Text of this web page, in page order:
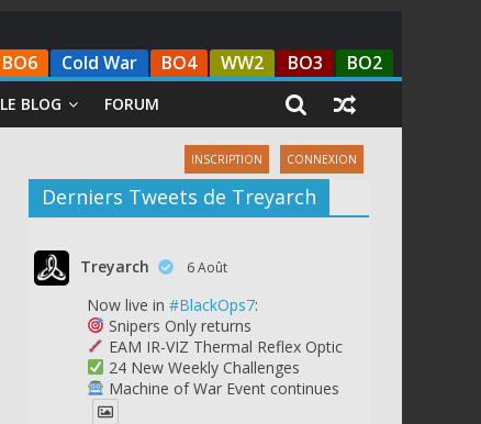
BO6 Cold War BO4 WW2 BO3 BO2
LE BLOG FORUM
INSCRIPTION CONNEXION
Derniers Tweets de Treyarch
Treyarch 6 Août
Now live in #BlackOps7:
Snipers Only returns
EAM IR-VIZ Thermal Reflex Optic
24 New Weekly Challenges
Machine of War Event continues